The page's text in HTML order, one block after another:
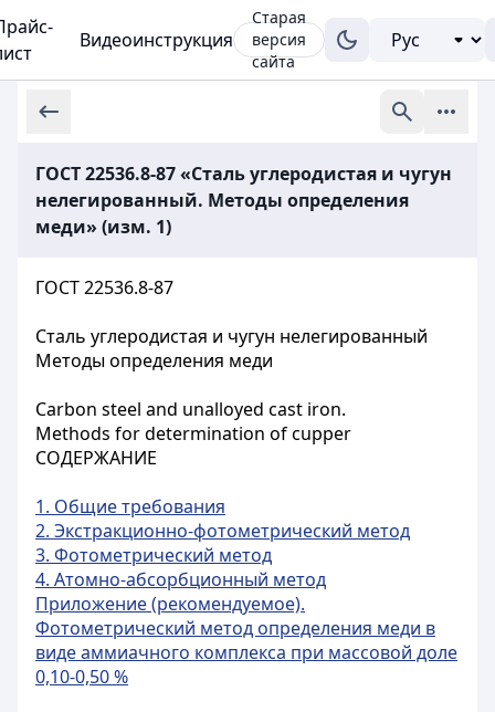
Видеоинструкция
Старая
версия
сайта
ГОСТ 22536.8-87 «Сталь углеродистая и чугун
нелегированный. Методы определения
меди» (изм. 1)
ГОСТ 22536.8-87
Сталь углеродистая и чугун нелегированный
Методы определения меди
Carbon steel and unalloyed cast iron.
Methods for determination of cupper
СОДЕРЖАНИЕ
1. Общие требования
2. Экстракционно-фотометрический метод
3. Фотометрический метод
4. Атомно-абсорбционный метод
Приложение (рекомендуемое).
Фотометрический метод определения меди в
виде аммиачного комплекса при массовой доле
0,10-0,50 %